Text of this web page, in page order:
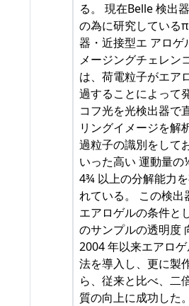
る。 現在Belle 検出
の為に研究している
器・近接型エ アロゲ
メージングチェレン
は、荷電粒子がエア
過することによって
コフ光を光検出器で
リングイメージを解
過粒子の識別をして
いった高い 運動量
4¾ 以上の分解能力
れている。 この検出
エアロゲルの条件と
のサンプルの透明度
2004 年以来エアロ
法を導入し、更に製
ら、従来と比べ、二
質の向上に成功した